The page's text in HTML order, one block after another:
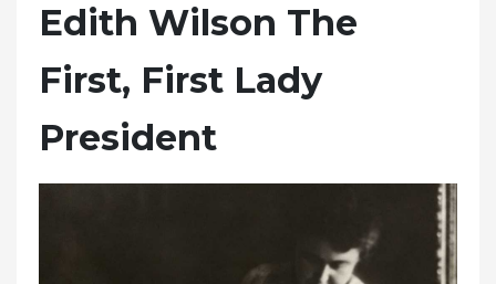
Edith Wilson The
First, First Lady
President